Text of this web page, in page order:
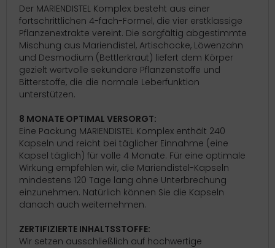
Der MARIENDISTEL Komplex besteht aus einer
fortschrittlichen 4-fach-Formel, die vier erstklassige
Pflanzenextrakte vereint. Die sorgfältig abgestimmte
Mischung aus Mariendistel, Artischocke, Löwenzahn
und Desmodium (Bettlerkraut) liefert dem Körper
gezielt wertvolle sekundäre Pflanzenstoffe und
Bitterstoffe, die die normale Leberfunktion
unterstützen.
8 MONATE OPTIMAL VERSORGT:
Eine Packung MARIENDISTEL Komplex enthält 240
Kapseln und reicht bei täglicher Einnahme (eine
Kapsel täglich) für volle 4 Monate. Für eine optimale
Wirkung empfehlen wir, die Mariendistel-Kapseln
mindestens 120 Tage lang ohne Unterbrechung
einzunehmen. Natürlich können Sie die Kapseln
danach auch weiternehmen.
ZERTIFIZIERTE INHALTSSTOFFE:
Wir setzen ausschließlich auf hochwertige